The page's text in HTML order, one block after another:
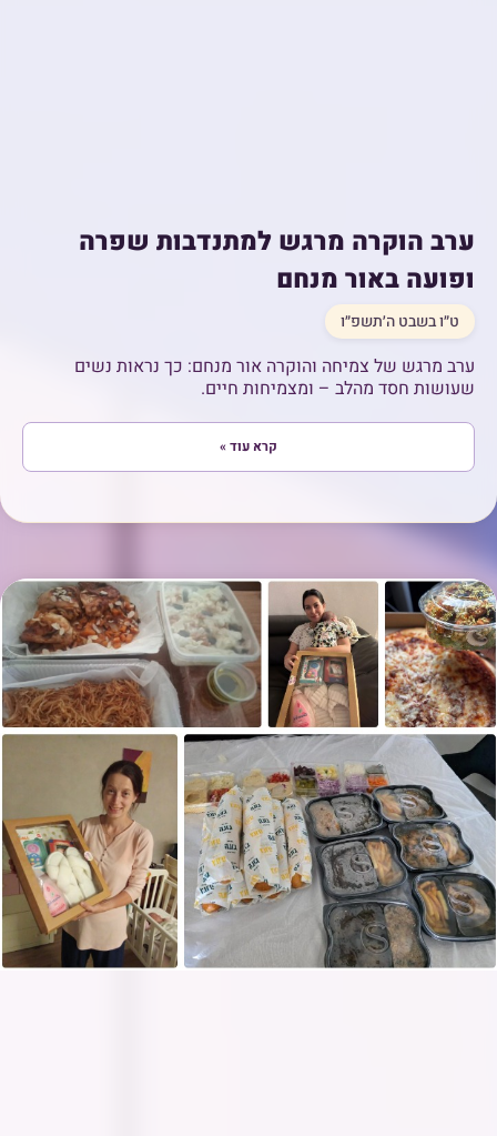
ערב הוקרה מרגש למתנדבות שפרה
ופועה באור מנחם
ט״ו בשבט ה׳תשפ״ו
ערב מרגש של צמיחה והוקרה אור מנחם: כך נראות נשים
שעושות חסד מהלב – ומצמיחות חיים.
קרא עוד »